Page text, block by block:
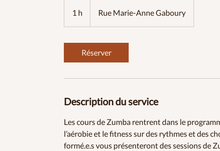
1 h Rue Marie-Anne Gaboury
Réserver
Description du service
Les cours de Zumba rentrent dans le
l’aérobie et le fitness sur des rythmes et des
formé.e.s vous présenteront des sessions de